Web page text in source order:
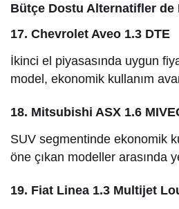
Bütçe Dostu Alternatifler de
17. Chevrolet Aveo 1.3 DTE
İkinci el piyasasında uygun
model, ekonomik kullanım
18. Mitsubishi ASX 1.6
SUV segmentinde ekonomik
öne çıkan modeller arasında
19. Fiat Linea 1.3 Multijet